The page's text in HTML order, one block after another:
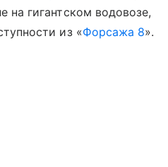
на гигантском водовозе,
из «Форсажа 8».